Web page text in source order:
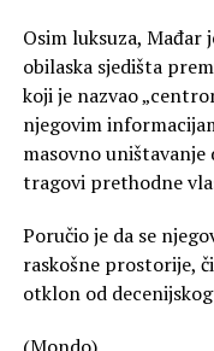
Osim luksuza,
obilaska sjedišta
koji je nazvao
njegovim
masovno
tragovi prethodne
Poručio je da se
raskošne prostorije,
otklon od